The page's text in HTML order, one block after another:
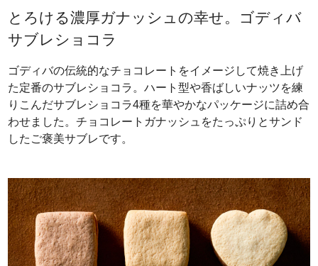
とろける濃厚ガナッシュの幸せ。ゴディバ
サブレショコラ
ゴディバの伝統的なチョコレートをイメージして焼き上げ
た定番のサブレショコラ。ハート型や香ばしいナッツを練
りこんだサブレショコラ4種を華やかなパッケージに詰め合
わせました。チョコレートガナッシュをたっぷりとサンド
したご褒美サブレです。